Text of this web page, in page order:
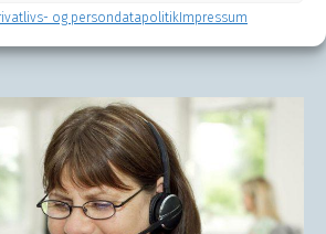
og persondatapolitikImpressum